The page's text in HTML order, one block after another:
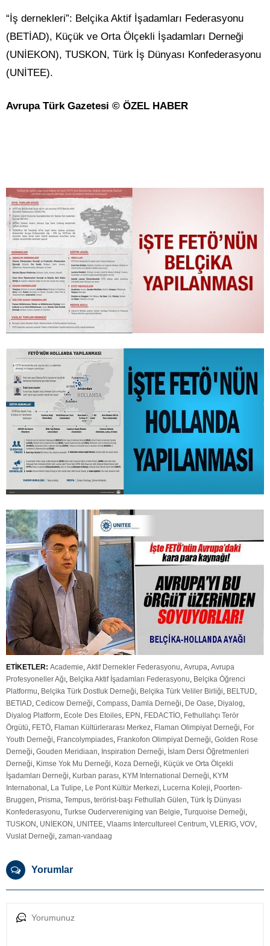
“İş dernekleri”: Belçika Aktif İşadamları Federasyonu
(BETİAD), Küçük ve Orta Ölçekli İşadamları Derneği
(UNİEKON), TUSKON, Türk İş Dünyası Konfederasyonu
(UNİTEE).
Avrupa Türk Gazetesi © ÖZEL HABER
ETİKETLER: Academie, Aktif Dernekler Federasyonu, Avrupa, Avrupa
Profesyoneller Ağı, Belçika Aktif İşadamları Federasyonu, Belçika Öğrenci
Platformu, Belçika Türk Dostluk Derneği, Belçika Türk Veliler Birliği, BELTUD,
BETIAD, Cedicow Derneği, Compass, Damla Derneği, De Oase, Diyalog,
Diyalog Platform, Ecole Des Etoiles, EPN , FEDACTİO, Fethullahçı Terör
Örgütü, FETÖ, Flaman Kültürlerarası Merkez, Flaman Olimpiyat Derneği, For
Youth Derneği, Francolympiades, Frankofon Olimpiyat Derneği, Golden Rose
Derneği, Gouden Meridiaan, Inspiration Derneği, İslam Dersi Öğretmenleri
Derneği, Kimse Yok Mu Derneği, Koza Derneği, Küçük ve Orta Ölçekli
İşadamları Derneği, Kurban parası, KYM International Derneği, KYM
Internatıonal , La Tulipe, Le Pont Kültür Merkezi, Lucerna Koleji, Poorten-
Bruggen, Prisma, Tempus, terörist-başı Fethullah Gülen, Türk İş Dünyası
Konfederasyonu, Turkse Oudervereniging van Belgie, Turquoise Derneği,
TUSKON , UNİEKON , UNITEE, Vlaams Intercultureel Centrum, VLERIG, VOV,
Vuslat Derneği, zaman-vandaag
Yorumlar